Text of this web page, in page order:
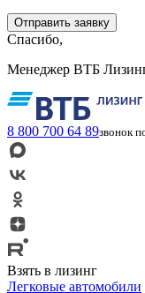
Спасибо,
Менеджер ВТБ
8 800 700 64 89звонок
Взять в лизинг
Легковые автомобили